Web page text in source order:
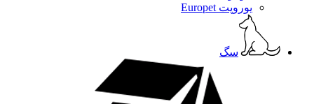
یوروپت Europet
سگ